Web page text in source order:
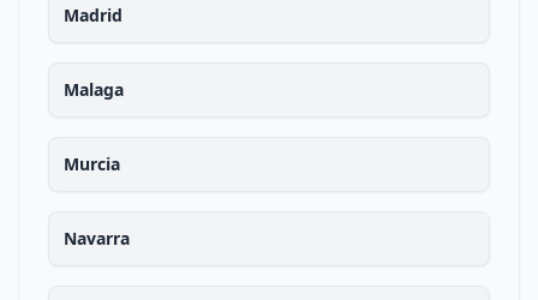
Madrid
Malaga
Murcia
Navarra